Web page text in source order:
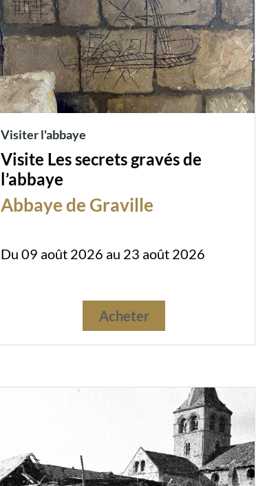
Visiter l'abbaye
Visite Les secrets gravés de
l’abbaye
Abbaye de Graville
Du 09 août 2026 au 23 août 2026
Acheter